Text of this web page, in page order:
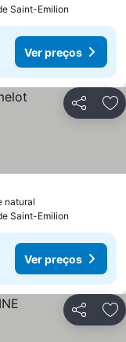
Saint-Emilion
Ver preços
Partilhar
natural
Saint-Emilion
Ver preços
Partilhar